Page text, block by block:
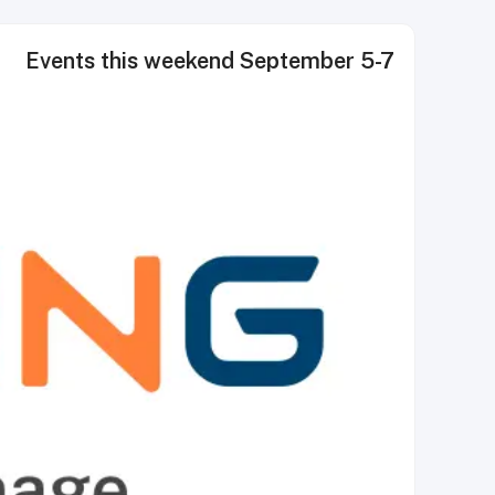
Events this weekend September 5-7